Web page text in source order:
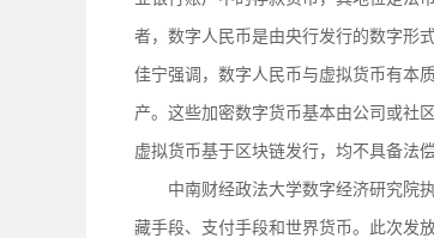
者，数字人民币是由央行发行的数字形
佳宁强调，数字人民币与虚拟货币有本
产。这些加密数字货币基本由公司或社
虚拟货币基于区块链发行，均不具备法偿
中南财经政法大学数字经济研究院执
藏手段、支付手段和世界货币。此次发